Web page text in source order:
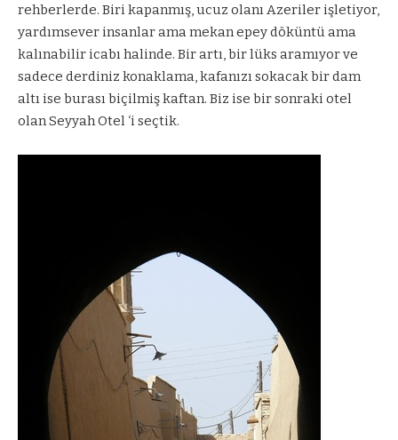
rehberlerde. Biri kapanmış, ucuz olanı Azeriler işletiyor,
yardımsever insanlar ama mekan epey döküntü ama
kalınabilir icabı halinde. Bir artı, bir lüks aramıyor ve
sadece derdiniz konaklama, kafanızı sokacak bir dam
altı ise burası biçilmiş kaftan. Biz ise bir sonraki otel
olan Seyyah Otel ‘i seçtik.